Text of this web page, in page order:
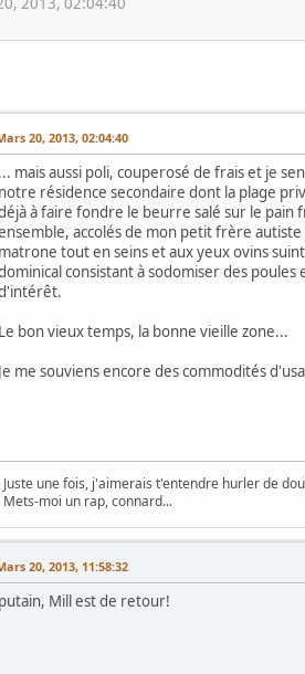
20, 2013, 02:04:40
... mais aussi poli, couperosé de frais et je
notre résidence secondaire dont la plage
à faire fondre le beurre salé sur le
accolés de mon petit frère
matrone tout en seins et aux yeux ovins
consistant à sodomiser des
Le bon vieux temps, la bonne vieille zone...
Je me souviens encore des commodités
Juste une fois, j'aimerais t'entendre hurler de
Mets-moi un rap, connard...
20, 2013, 11:58:32
putain, Mill est de retour!